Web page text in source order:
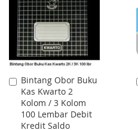
LIST
Bintang Obor Buku
Kas Kwarto 2
Kolom / 3 Kolom
100 Lembar Debit
Kredit Saldo
Add
to
Cart